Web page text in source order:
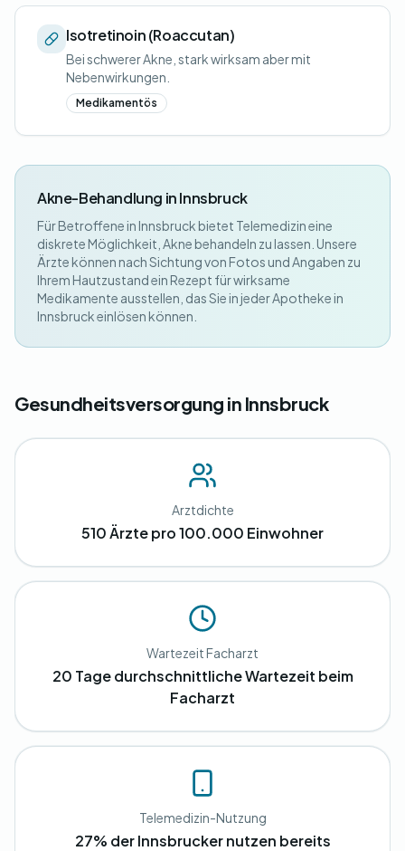
Isotretinoin (Roaccutan)
Bei schwerer Akne, stark wirksam aber mit
Nebenwirkungen.
Medikamentös
Akne-Behandlung in Innsbruck
Für Betroffene in Innsbruck bietet Telemedizin eine
diskrete Möglichkeit, Akne behandeln zu lassen. Unsere
Ärzte können nach Sichtung von Fotos und Angaben zu
Ihrem Hautzustand ein Rezept für wirksame
Medikamente ausstellen, das Sie in jeder Apotheke in
Innsbruck einlösen können.
Gesundheitsversorgung in Innsbruck
Arztdichte
510 Ärzte pro 100.000 Einwohner
Wartezeit Facharzt
20 Tage durchschnittliche Wartezeit beim
Facharzt
Telemedizin-Nutzung
27% der Innsbrucker nutzen bereits